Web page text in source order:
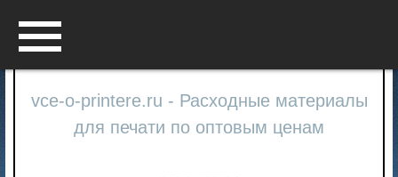
vce-o-printere.ru - Расходные материалы
для печати по оптовым ценам